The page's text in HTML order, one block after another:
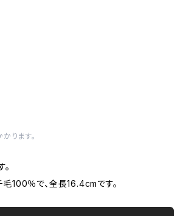
かります。
100％で、全長16.4cmです。